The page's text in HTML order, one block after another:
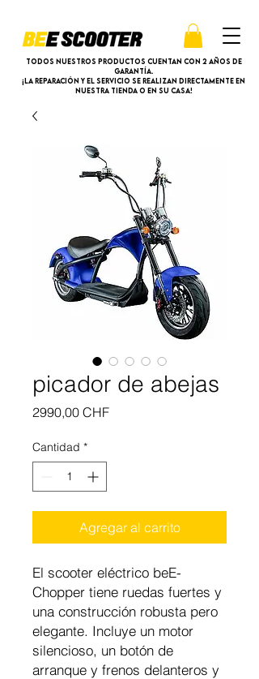
Todos nuestros productos cuentan con 2 años de
garantía.
¡La reparación y el servicio se realizan directamente en
nuestra tienda o en su casa!
picador de abejas
2990,00 CHFPrecio
Cantidad *
Agregar al carrito
El scooter eléctrico beE-
Chopper tiene ruedas fuertes y
una construcción robusta pero
elegante. Incluye un motor
silencioso, un botón de
arranque y frenos delanteros y